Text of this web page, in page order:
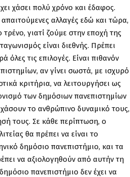
χάσει πολύ χρόνο και έδαφος.
αλλαγές εδώ και τώρα,
γιατί ζούμε στην εποχή της
είναι διεθνής. Πρέπει
όλες τις επιλογές. Είναι πιθανόν
αν γίνει σωστά, με ισχυρό
κριτήρια, να λειτουργήσει ως
των δημόσιων πανεπιστημίων
το ανθρώπινο δυναμικό τους,
τους. Σε κάθε περίπτωση, ο
θα πρέπει να είναι το
δημόσιο πανεπιστήμιο, και τα
να αξιολογηθούν από αυτήν τη
πανεπιστήμιο δεν έχει να